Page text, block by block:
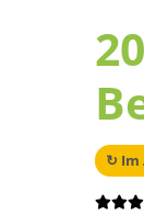
↻ Im